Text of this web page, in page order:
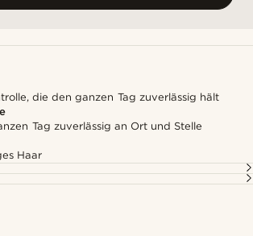
die den ganzen Tag zuverlässig hält
Tag zuverlässig an Ort und Stelle
Haar